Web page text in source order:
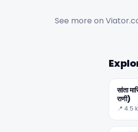
See more on
सांता
राणी)
📍 4.5